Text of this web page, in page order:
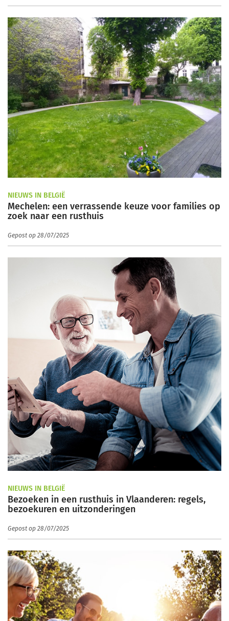
NIEUWS IN BELGIË
Mechelen: een verrassende keuze voor families op
zoek naar een rusthuis
Gepost op 28/07/2025
NIEUWS IN BELGIË
Bezoeken in een rusthuis in Vlaanderen: regels,
bezoekuren en uitzonderingen
Gepost op 28/07/2025